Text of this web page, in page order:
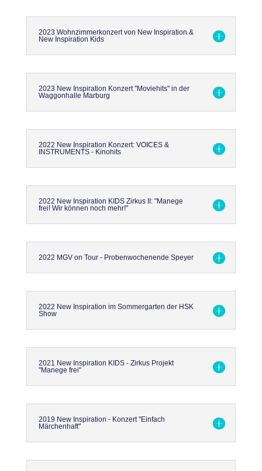
2023 Wohnzimmerkonzert von New Inspiration &
New Inspiration Kids
2023 New Inspiration Konzert "Moviehits" in der
Waggonhalle Marburg
2022 New Inspiration Konzert: VOICES &
INSTRUMENTS - Kinohits
2022 New Inspiration KIDS Zirkus II: "Manege
frei! Wir können noch mehr!"
2022 MGV on Tour - Probenwochenende Speyer
2022 New Inspiration im Sommergarten der HSK
Show
2021 New Inspiration KIDS - Zirkus Projekt
"Manege frei"
2019 New Inspiration - Konzert "Einfach
Märchenhaft"